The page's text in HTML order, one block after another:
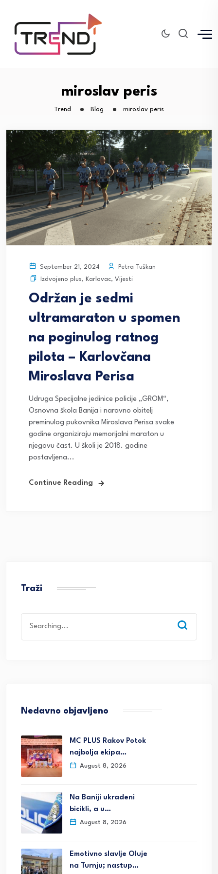
miroslav peris
Trend Blog miroslav peris
September 21, 2024
Petra Tuškan
Izdvojeno plus, Karlovac, Vijesti
Održan je sedmi
ultramaraton u spomen
na poginulog ratnog
pilota – Karlovčana
Miroslava Perisa
Udruga Specijalne jedinice policije „GROM“,
Osnovna škola Banija i naravno obitelj
preminulog pukovnika Miroslava Perisa svake
godine organiziraju memorijalni maraton u
njegovu čast. U školi je 2018. godine
postavljena...
Continue Reading
Traži
for:
Nedavno objavljeno
MC PLUS Rakov Potok
najbolja ekipa…
August 8, 2026
Na Baniji ukradeni
bicikli, a u…
August 8, 2026
Emotivno slavlje Oluje
na Turnju; nastup…